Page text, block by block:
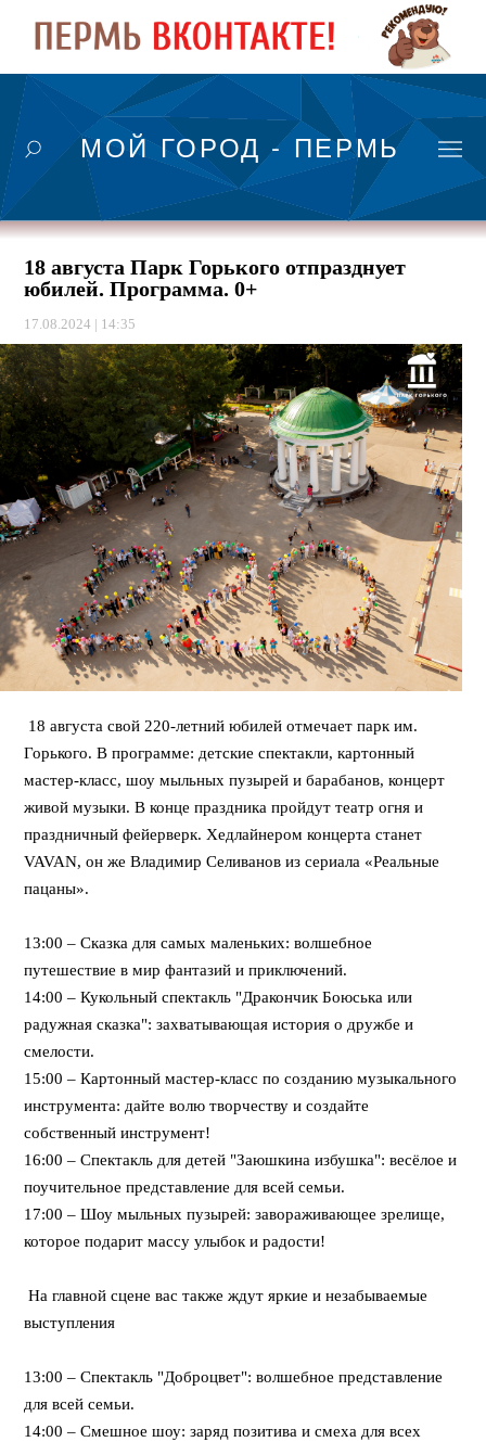
МОЙ ГОРОД - ПЕРМЬ
18 августа Парк Горького отпразднует
юбилей. Программа. 0+
17.08.2024 | 14:35
18 августа свой 220-летний юбилей отмечает парк им.
Горького. В программе: детские спектакли, картонный
мастер-класс, шоу мыльных пузырей и барабанов, концерт
живой музыки. В конце праздника пройдут театр огня и
праздничный фейерверк. Хедлайнером концерта станет
VAVAN, он же Владимир Селиванов из сериала «Реальные
пацаны».
13:00 – Сказка для самых маленьких: волшебное
путешествие в мир фантазий и приключений.
14:00 – Кукольный спектакль "Дракончик Боюська или
радужная сказка": захватывающая история о дружбе и
смелости.
15:00 – Картонный мастер-класс по созданию музыкального
инструмента: дайте волю творчеству и создайте
собственный инструмент!
16:00 – Спектакль для детей "Заюшкина избушка": весёлое и
поучительное представление для всей семьи.
17:00 – Шоу мыльных пузырей: завораживающее зрелище,
которое подарит массу улыбок и радости!
На главной сцене вас также ждут яркие и незабываемые
выступления
13:00 – Спектакль "Доброцвет": волшебное представление
для всей семьи.
14:00 – Смешное шоу: заряд позитива и смеха для всех